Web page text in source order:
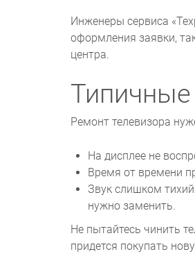
Инженеры сервиса
оформления заявки,
центра.
Типичные
Ремонт телевизора
На дисплее не
Время от времени
Звук слишком
нужно заменить.
Не пытайтесь чинить
придется покупать